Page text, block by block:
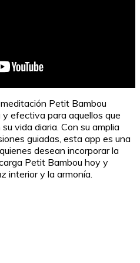
Petit Bambou
efectiva para aquellos que
vida diaria. Con su amplia
guiadas, esta app es una
desean incorporar la
Petit Bambou hoy y
interior y la armonía.